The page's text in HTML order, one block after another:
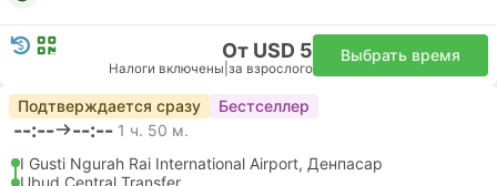
От USD 5
Налоги включены за взрослого
Выбрать время
Подтверждается сразу Бестселлер
--:-- --:-- 1 ч. 50 м.
I Gusti Ngurah Rai International Airport, Денпасар
Ubud Central Transfer